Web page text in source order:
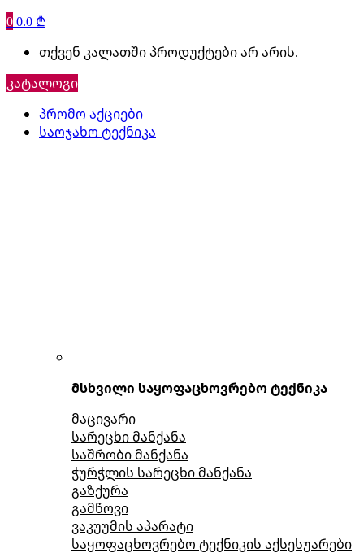
00.0 ₾
თქვენ კალათში პროდუქტები არ არის.
კატალოგი
პრომო აქციები
საოჯახო ტექნიკა
მსხვილი საყოფაცხოვრებო ტექნიკა
მაცივარი
სარეცხი მანქანა
საშრობი მანქანა
ჭურჭლის სარეცხი მანქანა
გაზქურა
გამწოვი
ვაკუუმის აპარატი
საყოფაცხოვრებო ტექნიკის აქსესუარები